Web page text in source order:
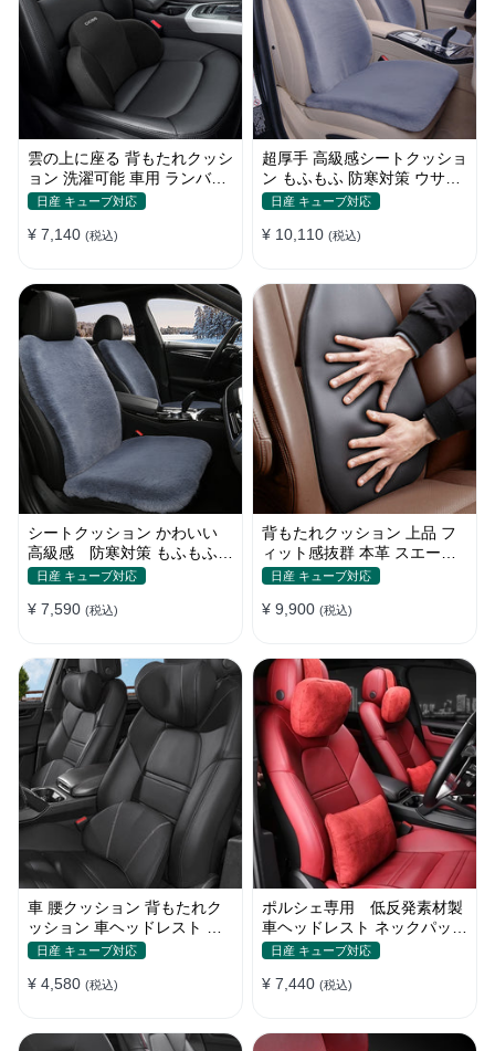
雲の上に座る 背もたれクッシ
ョン 洗濯可能 車用 ランバー
サポート 車通勤運転 長距離
日産 キューブ対応
¥ 7,140 (税込)
超厚手 高級感シートクッショ
ン もふもふ 防寒対策 ウサギ
の毛 暖かい 車用 冬保温
日産 キューブ対応
¥ 10,110 (税込)
シートクッション かわいい
高級感 防寒対策 もふもふ
ウサギ 暖かい 車用 冬保温
日産 キューブ対応
¥ 7,590 (税込)
背もたれクッション 上品 フ
ィット感抜群 本革 スエード
リネン おしゃれ 腰痛 空気
日産 キューブ対応
¥ 9,900 (税込)
車 腰クッション 背もたれク
ッション 車ヘッドレスト ネ
ックパッド 低反発 ファッシ
ート 通気性 調節可能
日産 キューブ対応
¥ 4,580 (税込)
ポルシェ専用 低反発素材製
車ヘッドレスト ネックパッド
洗濯可 調節可能 車用腰枕 ネ
り付け簡単
日産 キューブ対応
¥ 7,440 (税込)